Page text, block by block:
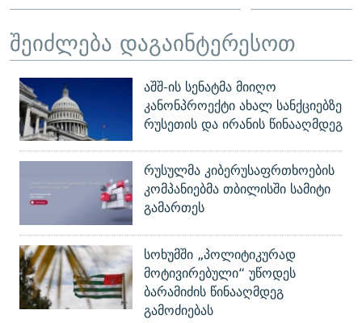
შეიძლება დაგაინტერესოთ
აშშ-ის სენატმა მიიღო
კანონპროექტი ახალ სანქციებზე
რუსეთის და ირანის წინააღმდეგ
რუსულმა კიბერუსაფრთხოების
კომპანიებმა თბილისში სამიტი
გამართეს
სოხუმში „პოლიტიკურად
მოტივირებული“ უწოდეს
ბარამიძის წინააღმდეგ
გამოძიებას